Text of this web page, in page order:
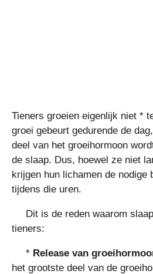
Tieners groeien eigenlijk niet *
groei gebeurt gedurende de
deel van het groeihormoon
de slaap. Dus, hoewel ze niet
krijgen hun lichamen de nodige
tijdens die uren.
Dit is de reden waarom
tieners:
* Release van
het grootste deel van de